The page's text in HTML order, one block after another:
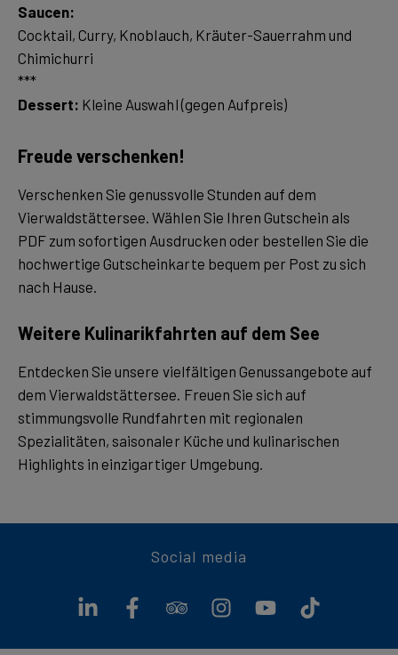
Saucen:
Cocktail, Curry, Knoblauch, Kräuter-Sauerrahm und
Chimichurri
Dessert: Kleine Auswahl (gegen Aufpreis)
Freude verschenken!
Verschenken Sie genussvolle Stunden auf dem
Vierwaldstättersee. Wählen Sie Ihren Gutschein als
PDF zum sofortigen Ausdrucken oder bestellen Sie die
hochwertige Gutscheinkarte bequem per Post zu sich
nach Hause.
Weitere Kulinarikfahrten auf dem See
Entdecken Sie unsere vielfältigen Genussangebote auf
dem Vierwaldstättersee. Freuen Sie sich auf
stimmungsvolle Rundfahrten mit regionalen
Spezialitäten, saisonaler Küche und kulinarischen
Highlights in einzigartiger Umgebung.
Social media